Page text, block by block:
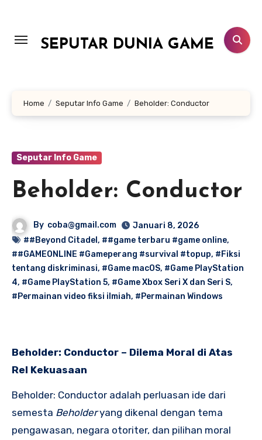
konten
SEPUTAR DUNIA GAME
Home Seputar Info Game Beholder: Conductor
Seputar Info Game
Beholder: Conductor
By coba@gmail.com
Januari 8, 2026
##Beyond Citadel , ##game terbaru #game online,
##GAMEONLINE #Gameperang #survival #topup, #Fiksi
tentang diskriminasi, #Game macOS, #Game PlayStation
4, #Game PlayStation 5, #Game Xbox Seri X dan Seri S,
#Permainan video fiksi ilmiah, #Permainan Windows
Beholder: Conductor – Dilema Moral di Atas
Rel Kekuasaan
Beholder: Conductor adalah perluasan ide dari
semesta Beholderyang dikenal dengan tema
pengawasan, negara otoriter, dan pilihan moral